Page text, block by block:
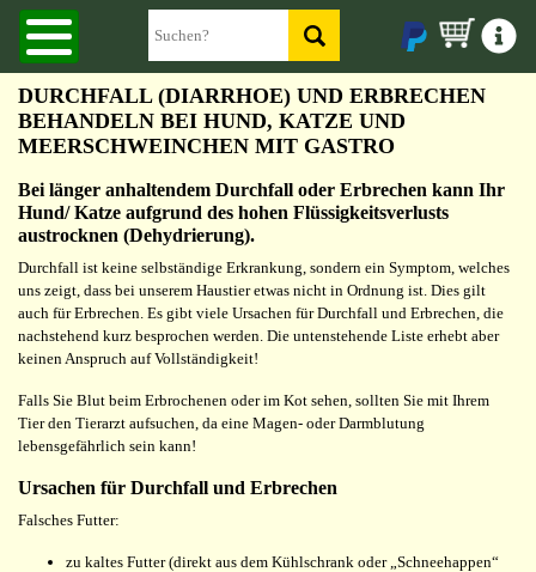
DURCHFALL (DIARRHOE) UND ERBRECHEN
BEHANDELN BEI HUND, KATZE UND
MEERSCHWEINCHEN MIT GASTRO
Bei länger anhaltendem Durchfall oder Erbrechen kann Ihr
Hund/ Katze aufgrund des hohen Flüssigkeitsverlusts
austrocknen (Dehydrierung).
Durchfall ist keine selbständige Erkrankung, sondern ein Symptom, welches
uns zeigt, dass bei unserem Haustier etwas nicht in Ordnung ist. Dies gilt
auch für Erbrechen. Es gibt viele Ursachen für Durchfall und Erbrechen, die
nachstehend kurz besprochen werden. Die untenstehende Liste erhebt aber
keinen Anspruch auf Vollständigkeit!
Falls Sie Blut beim Erbrochenen oder im Kot sehen, sollten Sie mit Ihrem
Tier den Tierarzt aufsuchen, da eine Magen- oder Darmblutung
lebensgefährlich sein kann!
Ursachen für Durchfall und Erbrechen
Falsches Futter:
zu kaltes Futter (direkt aus dem Kühlschrank oder „Schneehappen“